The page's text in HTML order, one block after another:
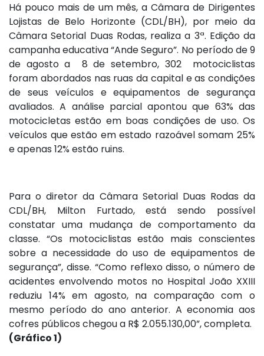
Há pouco mais de um mês, a Câmara de Dirigentes
Lojistas de Belo Horizonte (CDL/BH), por meio da
Câmara Setorial Duas Rodas, realiza a 3ª. Edição da
campanha educativa “Ande Seguro”. No período de 9
de agosto a 8 de setembro, 302 motociclistas
foram abordados nas ruas da capital e as condições
de seus veículos e equipamentos de segurança
avaliados. A análise parcial apontou que 63% das
motocicletas estão em boas condições de uso. Os
veículos que estão em estado razoável somam 25%
e apenas 12% estão ruins.
Para o diretor da Câmara Setorial Duas Rodas da
CDL/BH, Milton Furtado, está sendo possível
constatar uma mudança de comportamento da
classe. “Os motociclistas estão mais conscientes
sobre a necessidade do uso de equipamentos de
segurança”, disse. “Como reflexo disso, o número de
acidentes envolvendo motos no Hospital João XXIII
reduziu 14% em agosto, na comparação com o
mesmo período do ano anterior. A economia aos
cofres públicos chegou a R$ 2.055.130,00”, completa.
(Gráfico 1)